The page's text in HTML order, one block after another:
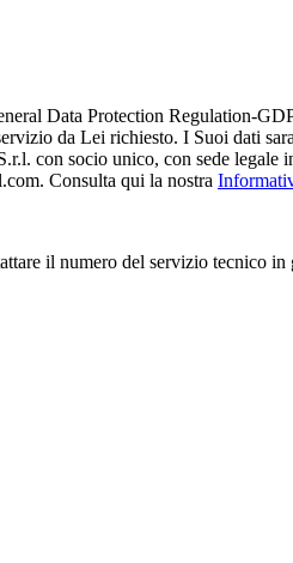
Data Protection Regulation-
da Lei richiesto. I S​uoi dati
con socio unico, con sede
Consulta qui la nostra
il numero del servizio tecnico in